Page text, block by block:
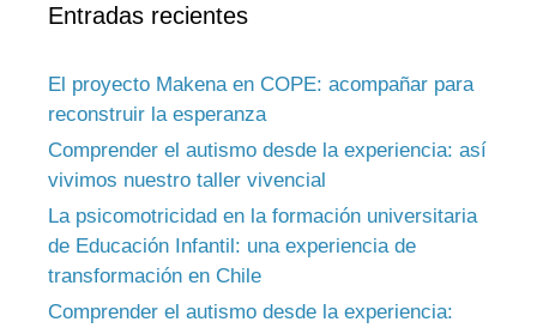
Entradas recientes
El proyecto Makena en COPE: acompañar para
reconstruir la esperanza
Comprender el autismo desde la experiencia: así
vivimos nuestro taller vivencial
La psicomotricidad en la formación universitaria
de Educación Infantil: una experiencia de
transformación en Chile
Comprender el autismo desde la experiencia: